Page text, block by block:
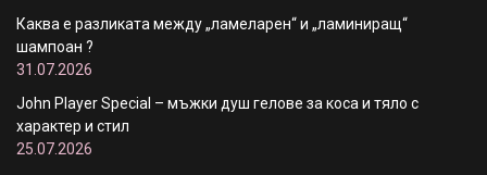
Каква е разликата между „ламеларен“ и „ламиниращ“
шампоан ?
31.07.2026
John Player Special – мъжки душ гелове за коса и тяло с
характер и стил
25.07.2026